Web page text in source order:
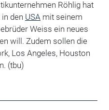
Röhlig hat
den USA mit seinem
Weiss ein neues
will. Zudem sollen die
Los Angeles, Houston
(tbu)